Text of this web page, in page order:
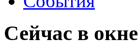
Сейчас в окне